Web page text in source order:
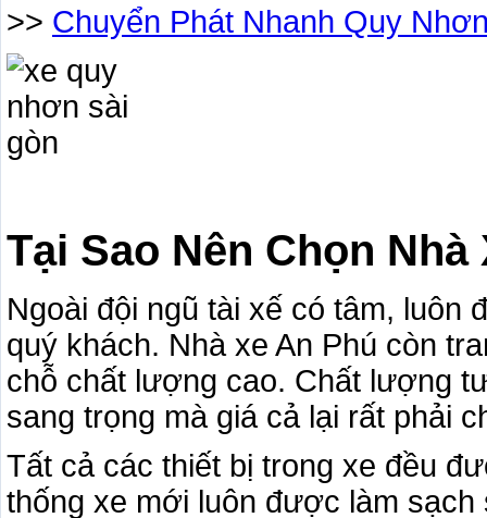
>> Chuyển Phát Nhanh Quy
Tại Sao Nên Chọn
Ngoài đội ngũ tài xế có tâm, luôn
quý khách. Nhà xe An Phú còn
chỗ chất lượng cao. Chất lượng
sang trọng mà giá cả lại rất phải
Tất cả các thiết bị trong xe đều
thống xe mới luôn được làm